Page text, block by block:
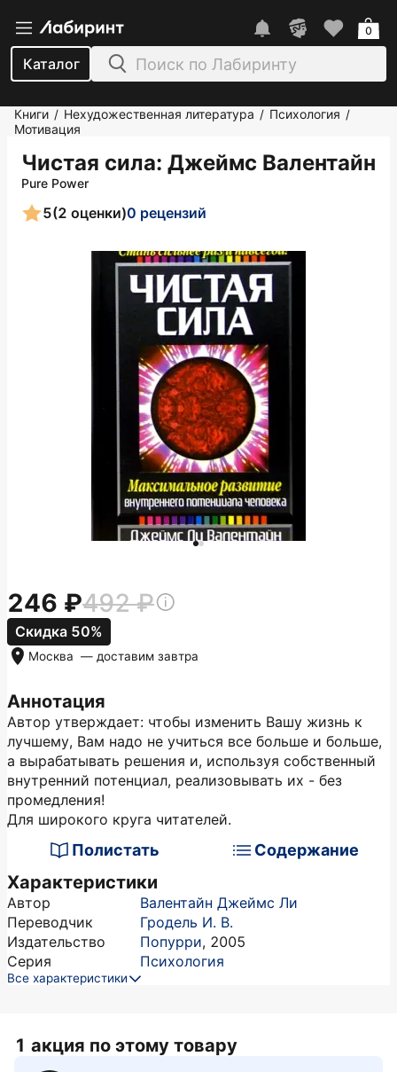
Каталог
0
Книги / Нехудожественная литература / Психология /
Мотивация
Чистая сила: Джеймс Валентайн
Pure Power
5(2 оценки)0 рецензий
Аннотация
Автор утверждает: чтобы изменить Вашу жизнь к
лучшему, Вам надо не учиться все больше и больше,
а вырабатывать решения и, используя собственный
внутренний потенциал, реализовывать их - без
промедления!
Для широкого круга читателей.
Полистать Содержание
Характеристики
Автор
Валентайн Джеймс Ли
Переводчик
Гродель И. В.
Издательство
Попурри, 2005
Серия
Психология
Все характеристики
246 492
Скидка 50%
Москва — доставим завтра
1 акция по этому товару